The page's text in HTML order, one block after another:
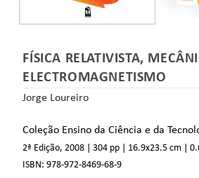
FÍSICA RELATIVISTA,
ELECTROMAGNETISMO
Jorge Loureiro
Coleção Ensino da Ciência e da
2ª Edição, 2008 | 304 pp | 16.9x23.5 cm |
ISBN:978-972-8469-68-9